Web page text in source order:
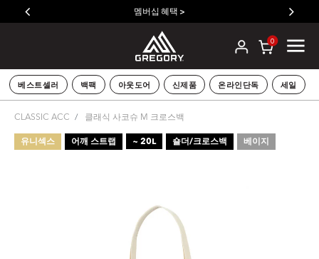
멤버십 혜택 >
0
베스트셀러 백팩 아웃도어 신제품 온라인단독 세일
CLASSIC ACC 클래식 사코슈 M 크로스백
유니섹스 어깨 스트랩 ~ 20L 숄더/크로스백 베이지